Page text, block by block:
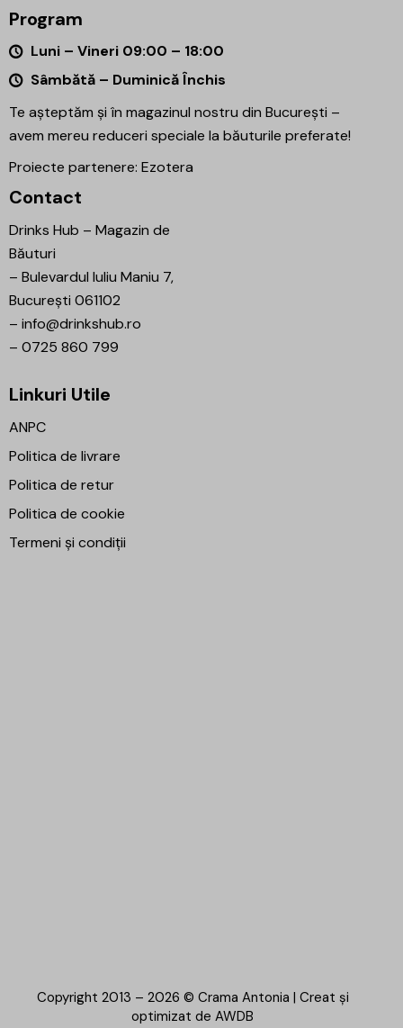
Program
Luni – Vineri 09:00 – 18:00
Sâmbătă – Duminică Închis
Te așteptăm și în magazinul nostru din București –
avem mereu reduceri speciale la băuturile preferate!
Proiecte partenere: Ezotera
Contact
Drinks Hub – Magazin de
Băuturi
– Bulevardul Iuliu Maniu 7,
București 061102
– info@drinkshub.ro
– 0725 860 799
Linkuri Utile
ANPC
Politica de livrare
Politica de retur
Politica de cookie
Termeni și condiții
Copyright 2013 – 2026 © Crama Antonia | Creat și
optimizat de AWDB